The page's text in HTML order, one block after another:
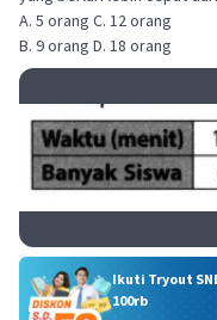
A. 5 orang C. 12 orang
B. 9 orang D. 18 orang
Ikuti Tryout
100rb